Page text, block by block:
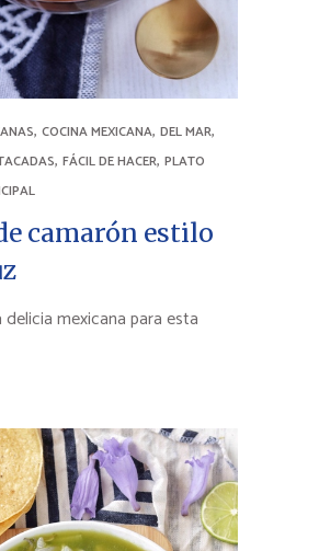
, COCINA MEXICANA, DEL MAR,
, FÁCIL DE HACER, PLATO
camarón estilo
mexicana para esta